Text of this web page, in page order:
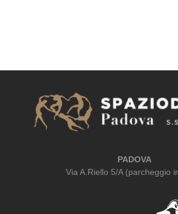
PADOVA
Via A.Riello 5/A (parcheggio